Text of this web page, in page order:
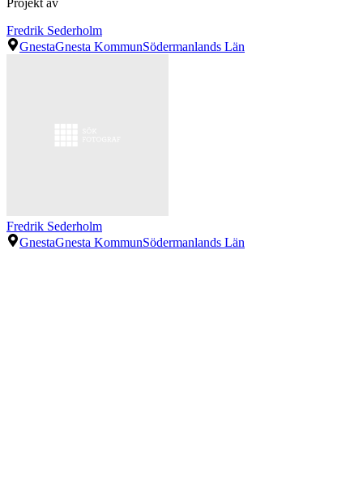
Fredrik Sederholm
GnestaGnesta KommunSödermanlands Län
Fredrik Sederholm
GnestaGnesta KommunSödermanlands Län